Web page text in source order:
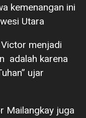
kemenangan ini
Utara
menjadi
adalah karena
ujar
Mailangkay juga